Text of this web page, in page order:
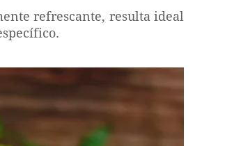
refrescante, resulta ideal